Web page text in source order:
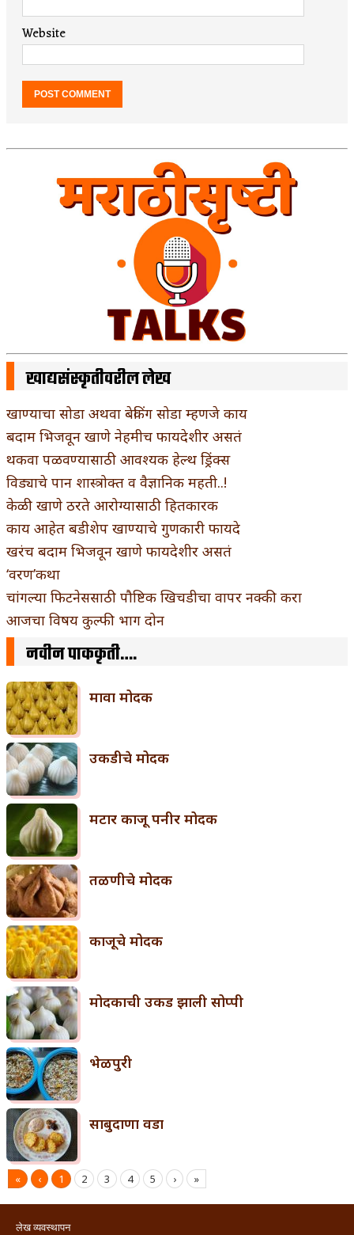
Website
खाद्यसंस्कृतीवरील लेख
खाण्याचा सोडा अथवा बेकिंग सोडा म्हणजे काय
बदाम भिजवून खाणे नेहमीच फायदेशीर असतं
थकवा पळवण्यासाठी आवश्यक हेल्थ ड्रिंक्स
विड्याचे पान शास्त्रोक्त व वैज्ञानिक महती..!
केळी खाणे ठरते आरोग्यासाठी हितकारक
काय आहेत बडीशेप खाण्याचे गुणकारी फायदे
खरंच बदाम भिजवून खाणे फायदेशीर असतं
‘वरण’कथा
चांगल्या फिटनेससाठी पौष्टिक खिचडीचा वापर नक्की करा
आजचा विषय कुल्फी भाग दोन
नवीन पाककृती….
मावा मोदक
उकडीचे मोदक
मटार काजू पनीर मोदक
तळणीचे मोदक
काजूचे मोदक
मोदकाची उकड झाली सोप्पी
भेळपुरी
साबुदाणा वडा
« ‹ 1 2 3 4 5 › »
लेख व्यवस्थापन